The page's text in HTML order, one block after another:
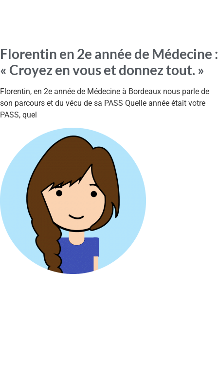
Florentin en 2e année de Médecine :
« Croyez en vous et donnez tout. »
Florentin, en 2e année de Médecine à Bordeaux nous parle de
son parcours et du vécu de sa PASS Quelle année était votre
PASS, quel